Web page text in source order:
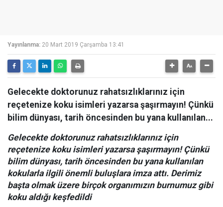
Yayınlanma: 20 Mart 2019 Çarşamba 13:41
Gelecekte doktorunuz rahatsızlıklarınız için
reçetenize koku isimleri yazarsa şaşırmayın! Çünkü
bilim dünyası, tarih öncesinden bu yana kullanılan...
Gelecekte doktorunuz rahatsızlıklarınız için
reçetenize koku isimleri yazarsa şaşırmayın! Çünkü
bilim dünyası, tarih öncesinden bu yana kullanılan
kokularla ilgili önemli buluşlara imza attı. Derimiz
başta olmak üzere birçok organımızın burnumuz gibi
koku aldığı keşfedildi